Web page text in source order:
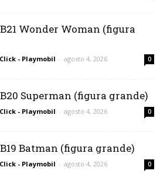
Wonder Woman (figura
- Playmobil - agosto 4, 2026 0
Superman (figura grande)
- Playmobil - agosto 4, 2026 0
Batman (figura grande)
- Playmobil - agosto 4, 2026 0